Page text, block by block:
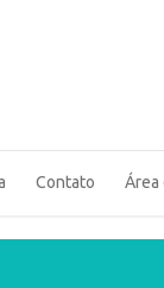
Contato Área